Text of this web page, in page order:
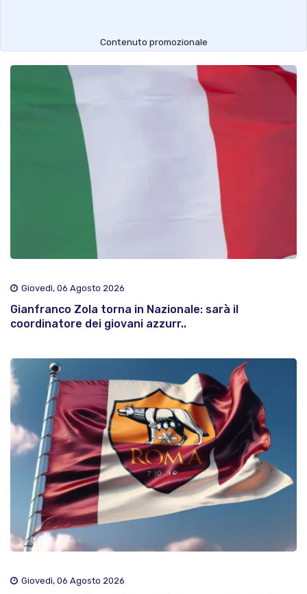
Contenuto promozionale
Giovedì, 06 Agosto 2026
Gianfranco Zola torna in Nazionale: sarà il
coordinatore dei giovani azzurr..
Giovedì, 06 Agosto 2026